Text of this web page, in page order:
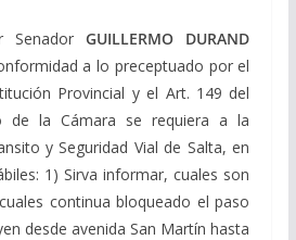
GUILLERMO DURAND
a lo preceptuado por el
Provincial y el Art. 149 del
de la Cámara se requiera a la
y Seguridad Vial de Salta, en
1) Sirva informar, cuales son
continua bloqueado el paso
desde avenida San Martín hasta